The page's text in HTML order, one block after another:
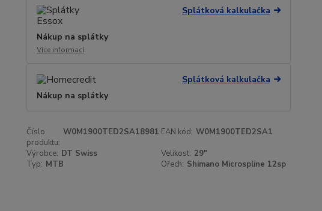
Splátková kalkulačka
Nákup na splátky
Více informací
Splátková kalkulačka
Nákup na splátky
Číslo
produktu:
W0M1900TED2SA18981 EAN kód: W0M1900TED2SA1
Výrobce: DT Swiss Velikost: 29"
Typ: MTB Ořech: Shimano Microspline 12sp